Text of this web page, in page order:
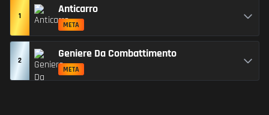
1
Anticarro
META
2
Geniere Da Combattimento
META